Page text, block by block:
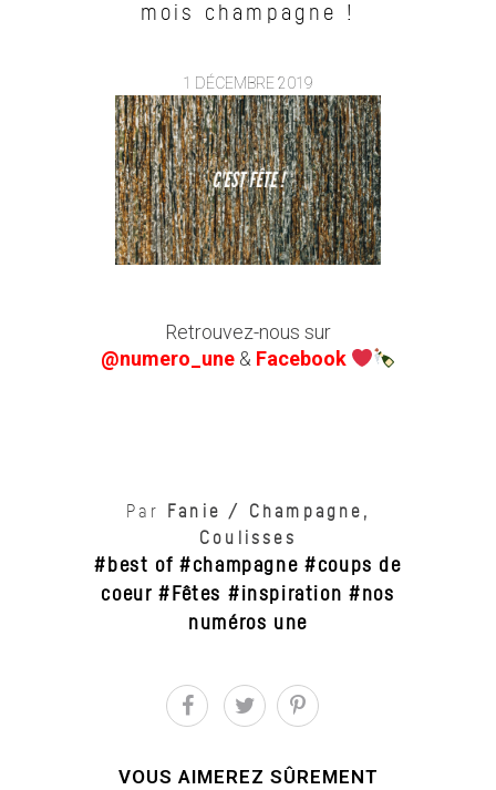
mois champagne !
1 DÉCEMBRE 2019
Retrouvez-nous sur
@numero_une & Facebook
Par Fanie / Champagne ,
Coulisses
best of , champagne ,
coups de
coeur , Fêtes inspiration ,
nos
numéros une
VOUS AIMEREZ SÛREMENT